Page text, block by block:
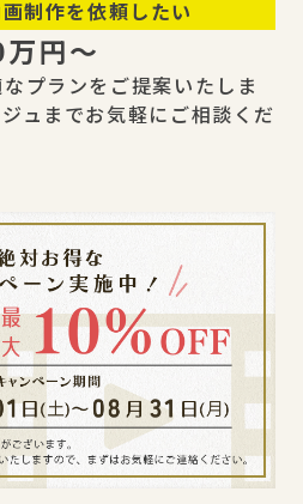
制作を依頼したい
円〜
プランをご提案いたしま
ュまでお気軽にご相談くだ